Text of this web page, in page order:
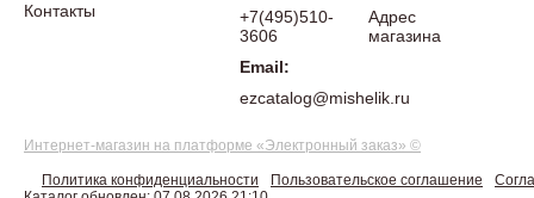
Контакты
+7(495)510-
3606
Email:
ezcatalog@mishelik.ru
Адрес
магазина
Интернет-магазин на платформе «Электронный заказ» ©
Политика конфиденциальности Пользовательское соглашение